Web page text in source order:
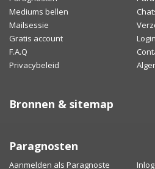
Mediums bellen
Mailsessie
Gratis account
F.A.Q
Privacybeleid
Bronnen & sitemap
Paragnosten
Aanmelden als Paragnoste